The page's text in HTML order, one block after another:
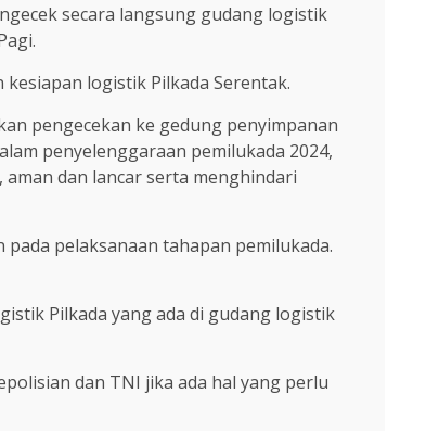
secara langsung gudang logistik
logistik Pilkada Serentak.
pengecekan ke gedung penyimpanan
penyelenggaraan pemilukada 2024,
dan lancar serta menghindari
pelaksanaan tahapan pemilukada.
Pilkada yang ada di gudang logistik
dan TNI jika ada hal yang perlu